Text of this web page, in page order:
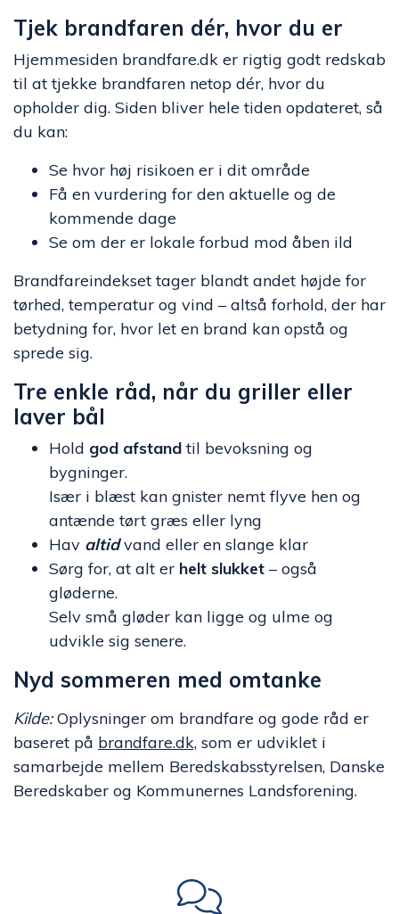
Tjek brandfaren dér, hvor du er
Hjemmesiden brandfare.dk er rigtig godt redskab
til at tjekke brandfaren netop dér, hvor du
opholder dig. Siden bliver hele tiden opdateret, så
du kan:
Se hvor høj risikoen er i dit område
Få en vurdering for den aktuelle og de
kommende dage
Se om der er lokale forbud mod åben ild
Brandfareindekset tager blandt andet højde for
tørhed, temperatur og vind – altså forhold, der har
betydning for, hvor let en brand kan opstå og
sprede sig.
Tre enkle råd, når du griller eller
laver bål
Hold god afstand til bevoksning og
bygninger.
Især i blæst kan gnister nemt flyve hen og
antænde tørt græs eller lyng
Hav altidvand eller en slange klar
Sørg for, at alt er helt slukket – også
gløderne.
Selv små gløder kan ligge og ulme og
udvikle sig senere.
Nyd sommeren med omtanke
Kilde:Oplysninger om brandfare og gode råd er
baseret på brandfare.dk, som er udviklet i
samarbejde mellem Beredskabsstyrelsen, Danske
Beredskaber og Kommunernes Landsforening.